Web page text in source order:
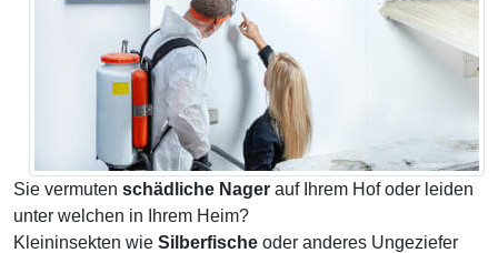
Sie vermuten schädliche Nager auf Ihrem Hof oder leiden
unter welchen in Ihrem Heim?
Kleininsekten wie Silberfische oder anderes Ungeziefer